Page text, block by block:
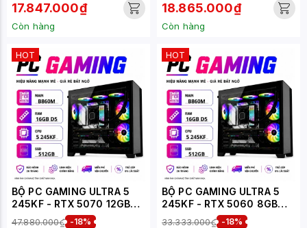
17.847.000₫
Còn hàng
18.865.000₫
Còn hàng
HOT
BỘ PC GAMING ULTRA 5
245KF - RTX 5070 12GB
(XUEPC183-G)
47.880.000₫ -18%
HOT
BỘ PC GAMING ULTRA 5
245KF - RTX 5060 8GB
(XUEPC181-G)
33.333.000₫ -18%